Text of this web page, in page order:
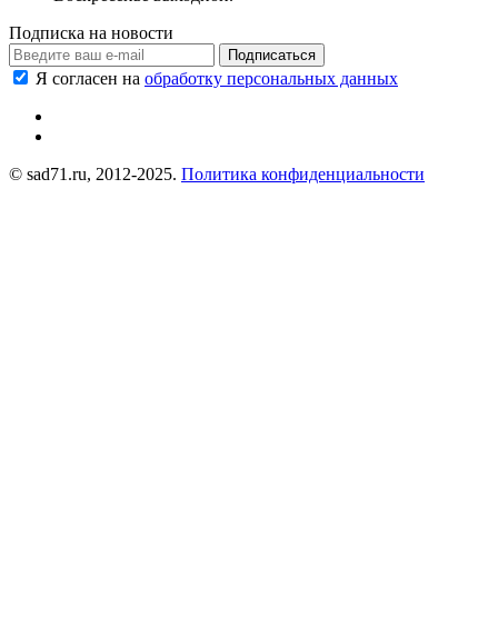
Подписка на новости
Подписаться
Я согласен на обработку персональных данных
© sad71.ru, 2012-2025. Политика конфиденциальности